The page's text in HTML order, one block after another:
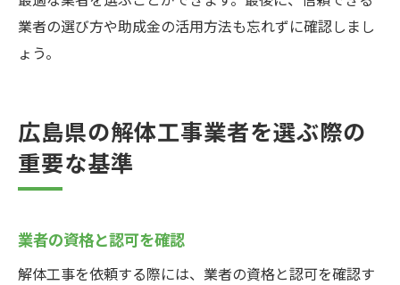
業者の選び方や助成金の活用方法も忘れずに確認しまし
ょう。
広島県の解体工事業者を選ぶ際の
重要な基準
業者の資格と認可を確認
解体工事を依頼する際には、業者の資格と認可を確認す